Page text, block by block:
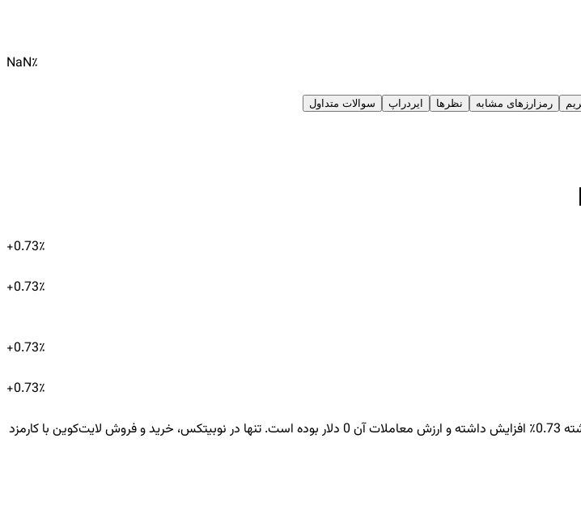
NaN٪
رمزارز‌های مشابه نظرها ایردراپ سوالات متداول
+0.73٪
+0.73٪
+0.73٪
+0.73٪
قیمت لحظه‌ای لایت‌کوین امروز 45.77 تتر معادل 8,567,159 تومان است. نرخ LTC در ۲۴ ساعت گذشته 0.73٪ افزایش داشته و ارزش معاملات آن 0 دلار بوده است. تنها در نوبیتکس، خرید و فروش لایت‌کوین با کارمزد